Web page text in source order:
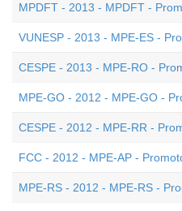
MPDFT - 2013 - MPDFT -
VUNESP - 2013 - MPE-ES -
CESPE - 2013 - MPE-RO -
MPE-GO - 2012 - MPE-GO -
CESPE - 2012 - MPE-RR -
FCC - 2012 - MPE-AP -
MPE-RS - 2012 - MPE-RS -